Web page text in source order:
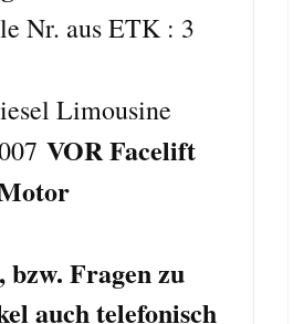
Nr. aus ETK : 3
Limousine
VOR Facelift
bzw. Fragen zu
auch telefonisch